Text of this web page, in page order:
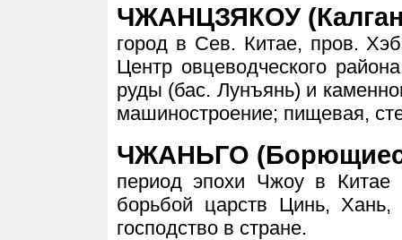
ЧЖАНЦЗЯКОУ
город в Сев. Китае, пров.
Центр овцеводческого
руды (бас. Лунъянь) и
машиностроение; пищевая,
ЧЖАНЬГО
период эпохи Чжоу в
борьбой царств Цинь,
господство в стране.